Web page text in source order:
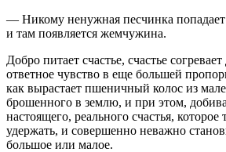
— Никому ненужная песчинка
и там появляется жемчужина.
Добро питает счастье, счастье
ответное чувство в еще большей
как вырастает пшеничный колос из
брошенного в землю, и при этом,
настоящего, реального счастья, которое
удержать, и совершенно неважно
большое или малое.